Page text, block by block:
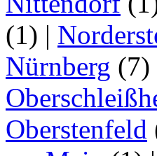
(1) |
Nürnberg (7)
Oberstenfeld